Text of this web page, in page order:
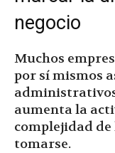
negocio
Muchos
por sí mismos
aumenta la
complejidad de
tomarse.